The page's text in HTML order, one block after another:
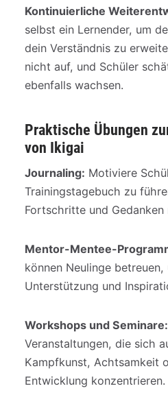
Kontinuierliche
selbst ein Lernender, um
dein Verständnis zu
nicht auf, und Schüler
ebenfalls wachsen.
Praktische Übungen
von Ikigai
Journaling: Motiviere
Trainingstagebuch zu
Fortschritte und Gedanken
Mentor-Mentee-
können Neulinge
Unterstützung und
Workshops und Seminare:
Veranstaltungen, die sich
Kampfkunst, Achtsamkeit
Entwicklung konzentrieren.